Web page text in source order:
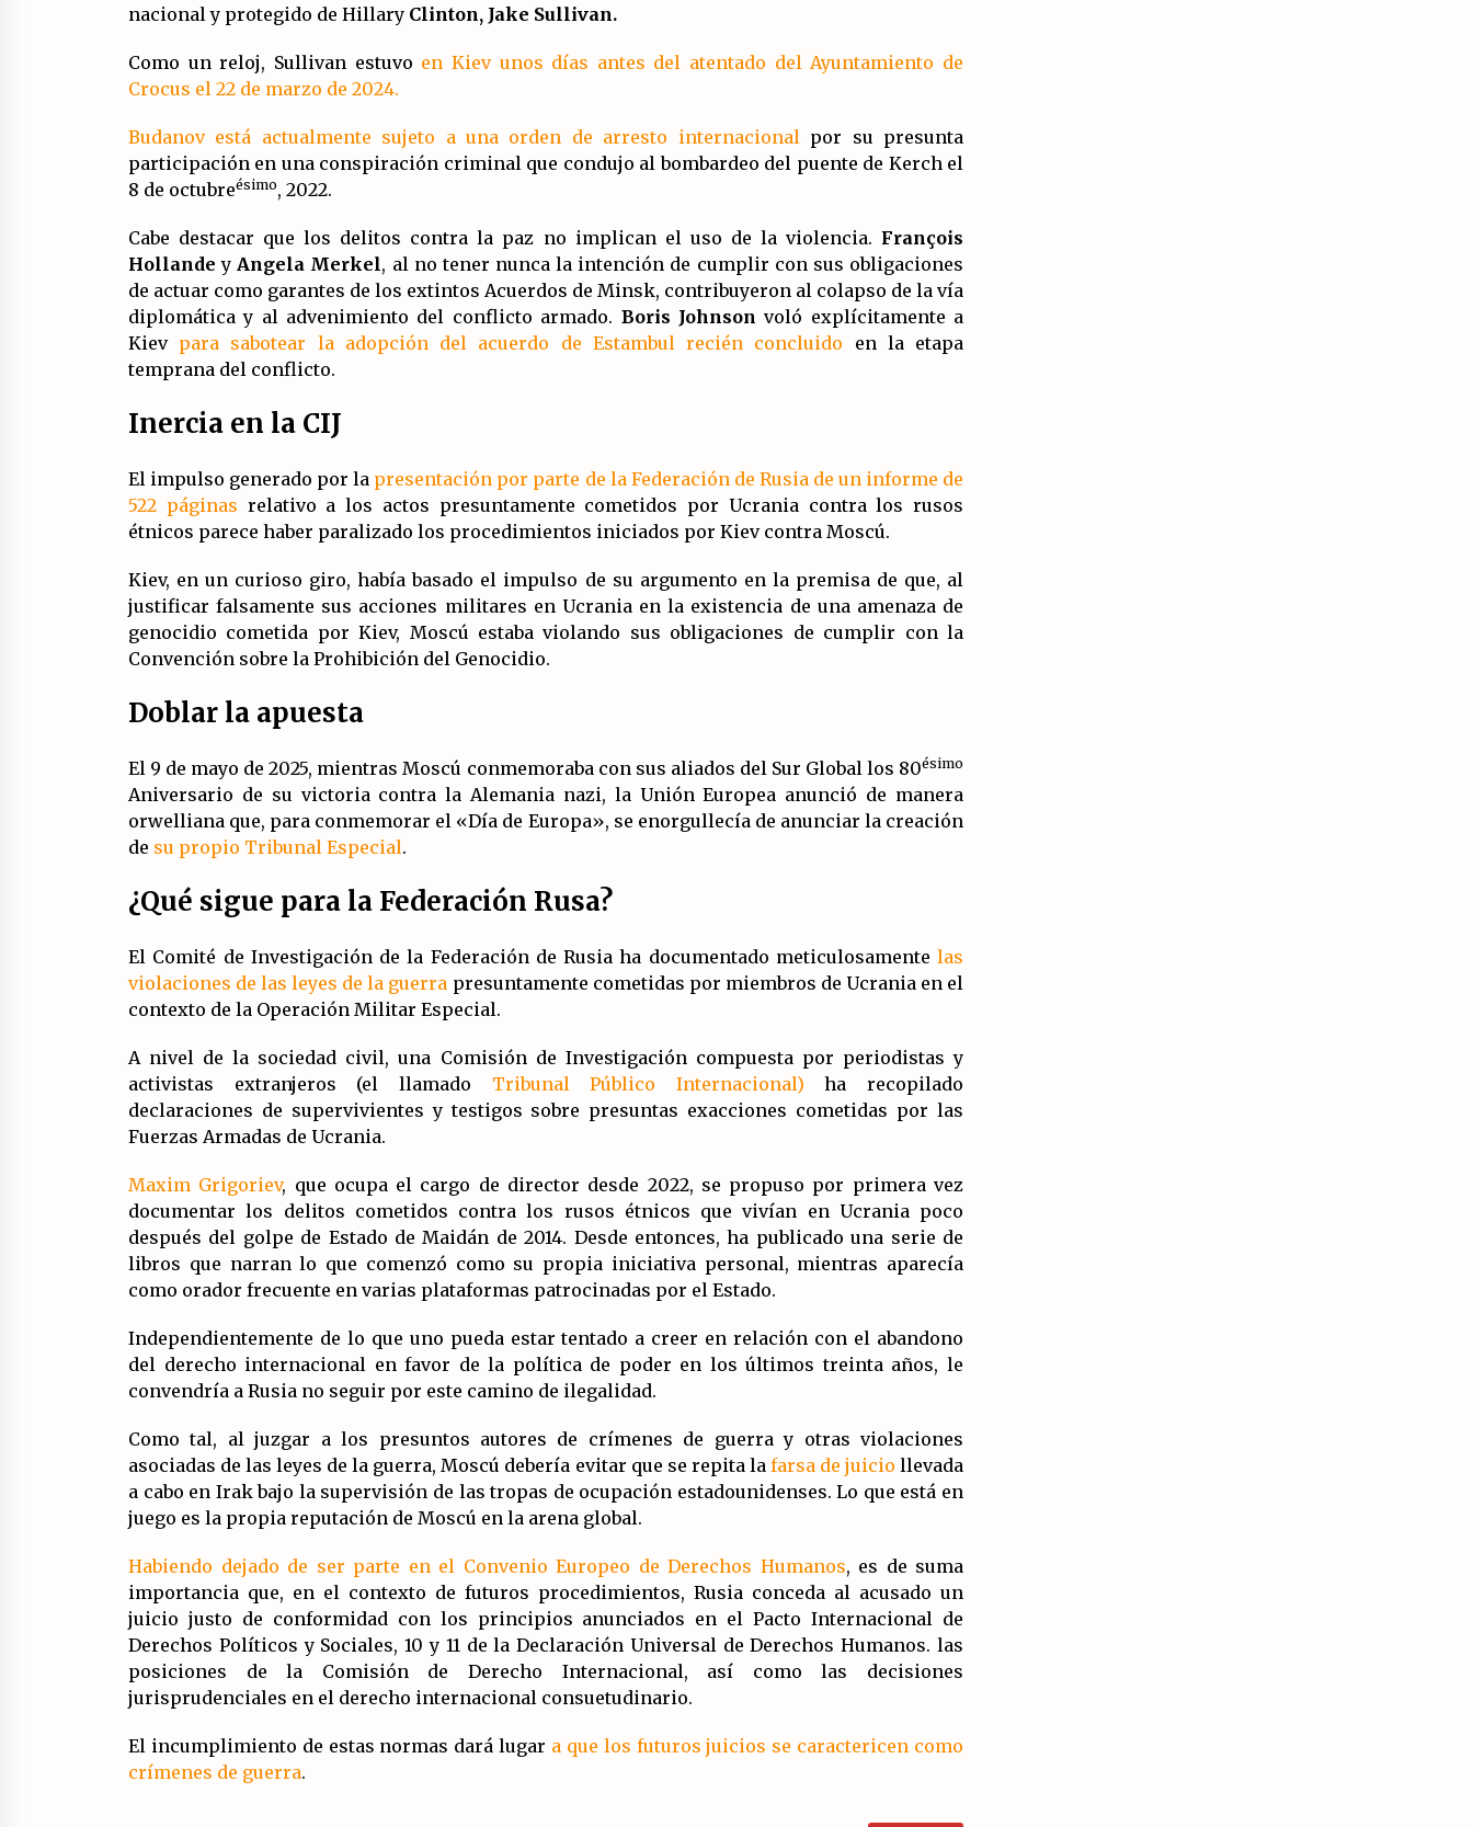
nacional y protegido de Hillary Clinton, Jake Sullivan.
Como un reloj, Sullivan estuvo en Kiev unos días antes del atentado del Ayuntamiento de
Crocus el 22 de marzo de 2024.
Budanov está actualmente sujeto a una orden de arresto internacional por su presunta
participación en una conspiración criminal que condujo al bombardeo del puente de Kerch el
8 de octubreésimo, 2022.
Cabe destacar que los delitos contra la paz no implican el uso de la violencia. François
Hollande y Angela Merkel, al no tener nunca la intención de cumplir con sus obligaciones
de actuar como garantes de los extintos Acuerdos de Minsk, contribuyeron al colapso de la vía
diplomática y al advenimiento del conflicto armado. Boris Johnsonvoló explícitamente a
Kiev para sabotear la adopción del acuerdo de Estambul recién concluido en la etapa
temprana del conflicto.
Inercia en la CIJ
El impulso generado por la presentación por parte de la Federación de Rusia de un informe de
522 páginas relativo a los actos presuntamente cometidos por Ucrania contra los rusos
étnicos parece haber paralizado los procedimientos iniciados por Kiev contra Moscú.
Kiev, en un curioso giro, había basado el impulso de su argumento en la premisa de que, al
justificar falsamente sus acciones militares en Ucrania en la existencia de una amenaza de
genocidio cometida por Kiev, Moscú estaba violando sus obligaciones de cumplir con la
Convención sobre la Prohibición del Genocidio.
Doblar la apuesta
El 9 de mayo de 2025, mientras Moscú conmemoraba con sus aliados del Sur Global los 80ésimo
Aniversario de su victoria contra la Alemania nazi, la Unión Europea anunció de manera
orwelliana que, para conmemorar el «Día de Europa», se enorgullecía de anunciar la creación
de su propio Tribunal Especial.
¿Qué sigue para la Federación Rusa?
El Comité de Investigación de la Federación de Rusia ha documentado meticulosamente las
violaciones de las leyes de la guerra presuntamente cometidas por miembros de Ucrania en el
contexto de la Operación Militar Especial.
A nivel de la sociedad civil, una Comisión de Investigación compuesta por periodistas y
activistas extranjeros (el llamado Tribunal Público Internacional) ha recopilado
declaraciones de supervivientes y testigos sobre presuntas exacciones cometidas por las
Fuerzas Armadas de Ucrania.
Maxim Grigoriev, que ocupa el cargo de director desde 2022, se propuso por primera vez
documentar los delitos cometidos contra los rusos étnicos que vivían en Ucrania poco
después del golpe de Estado de Maidán de 2014. Desde entonces, ha publicado una serie de
libros que narran lo que comenzó como su propia iniciativa personal, mientras aparecía
como orador frecuente en varias plataformas patrocinadas por el Estado.
Independientemente de lo que uno pueda estar tentado a creer en relación con el abandono
del derecho internacional en favor de la política de poder en los últimos treinta años, le
convendría a Rusia no seguir por este camino de ilegalidad.
Como tal, al juzgar a los presuntos autores de crímenes de guerra y otras violaciones
asociadas de las leyes de la guerra, Moscú debería evitar que se repita la farsa de juicio llevada
a cabo en Irak bajo la supervisión de las tropas de ocupación estadounidenses. Lo que está en
juego es la propia reputación de Moscú en la arena global.
Habiendo dejado de ser parte en el Convenio Europeo de Derechos Humanos, es de suma
importancia que, en el contexto de futuros procedimientos, Rusia conceda al acusado un
juicio justo de conformidad con los principios anunciados en el Pacto Internacional de
Derechos Políticos y Sociales, 10 y 11 de la Declaración Universal de Derechos Humanos. las
posiciones de la Comisión de Derecho Internacional, así como las decisiones
jurisprudenciales en el derecho internacional consuetudinario.
El incumplimiento de estas normas dará lugar a que los futuros juicios se caractericen como
crímenes de guerra.